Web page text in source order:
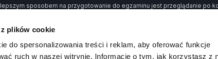
plików cookie
do spersonalizowania treści i reklam, aby oferować funkcje
ruch w naszej witrynie. Informacje o tym, jak korzystasz z
sposobem na przygotowanie do egzaminu jest przeglądanie po